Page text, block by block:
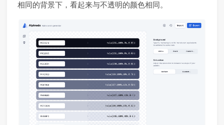
相同的背景下，看起来与不透明的颜色相同。